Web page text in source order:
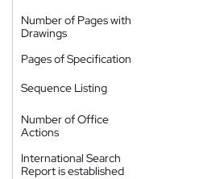
Number of Pages with
Drawings
Pages of Specification
Sequence Listing
Number of Office
Actions
International Search
Report is established